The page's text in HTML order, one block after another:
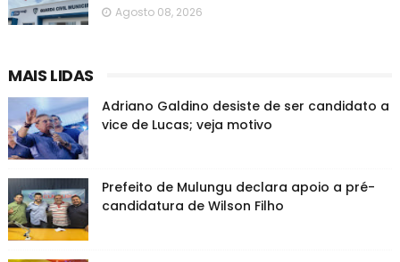
Agosto 08, 2026
MAIS LIDAS
Adriano Galdino desiste de ser candidato a
vice de Lucas; veja motivo
Prefeito de Mulungu declara apoio a pré-
candidatura de Wilson Filho